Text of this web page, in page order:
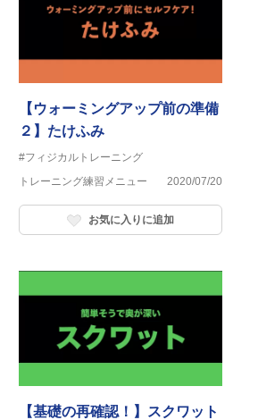
【ウォーミングアップ前の準備
２】たけふみ
#フィジカルトレーニング
トレーニング練習メニュー
2020/07/20
お気に入りに追加
【基礎の再確認！】スクワット